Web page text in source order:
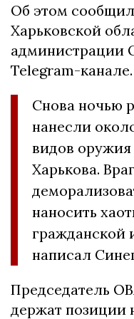
Об этом
Харьковской
администрации
Telegram-канале.
Снова ночью
нанесли
видов
Харькова.
наносить
гражданской
написал
Председатель
держат позиции